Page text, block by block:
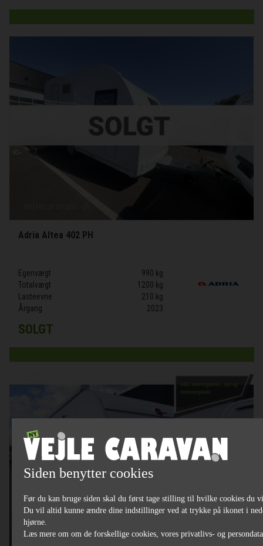
Adria Altea 402 PH
Egenvægt
990 kg
Totalvægt
1200 kg
Lasteevne
210 kg
Årgang
2023
SOLGT
Siden benytter cookies
Før du kan bruge siden skal du først tage stilling til hvilke cookies du
Du vil altid kunne ændre dine indstillinger ved at trykke på ikonet i
hjørne.
Læs mere om om de forskellige cookies, vores privatlivs- og